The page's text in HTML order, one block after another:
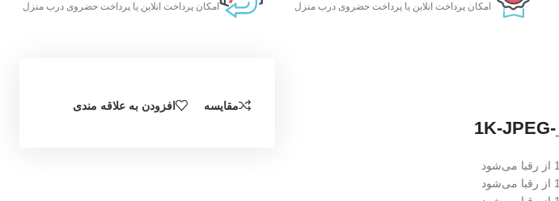
امکان پرداخت انلاین یا پرداخت حضروی درب منزل امکان پرداخت انلاین یا پرداخت حضروی درب منزل
مقایسه افزودن به علاقه مندی